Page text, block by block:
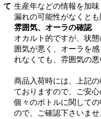
て 生産年などの情報を加
漏れの可能性がなくとも
雰囲気、オーラの確認
オカルト的ですが、状
囲気が悪く、オーラを
れなくても、雰囲気の
商品入荷時には、上記
ておりますので、ご安心
個々のボトルに関して
ので、ご確認下さいませ